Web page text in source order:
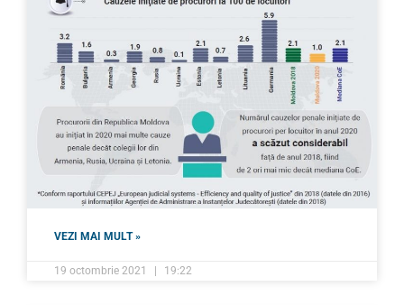
VEZI MAI MULT »
19 octombrie 2021 19:22